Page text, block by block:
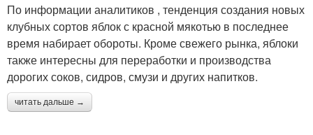
По информации аналитиков , тенденция создания новых
клубных сортов яблок с красной мякотью в последнее
время набирает обороты. Кроме свежего рынка, яблоки
также интересны для переработки и производства
дорогих соков, сидров, смузи и других напитков.
читать дальше →